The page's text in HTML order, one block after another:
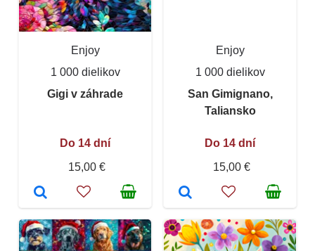
Enjoy
1 000 dielikov
Gigi v záhrade
Do 14 dní
15,00 €
Enjoy
1 000 dielikov
San Gimignano,
Taliansko
Do 14 dní
15,00 €